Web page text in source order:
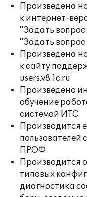
Произведена
к интернет-
"Задать
"Задать
Произведена
к сайту
users.v8.1c.ru
Произведено
обучение
системой ИТС
Производится
ПРОФ
Производится
типовых
диагностика